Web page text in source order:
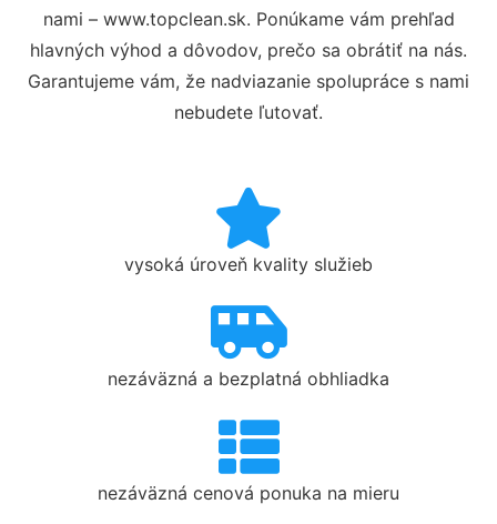
nami – www.topclean.sk. Ponúkame vám prehľad
hlavných výhod a dôvodov, prečo sa obrátiť na nás.
Garantujeme vám, že nadviazanie spolupráce s nami
nebudete ľutovať.
vysoká úroveň kvality služieb
nezáväzná a bezplatná obhliadka
nezáväzná cenová ponuka na mieru